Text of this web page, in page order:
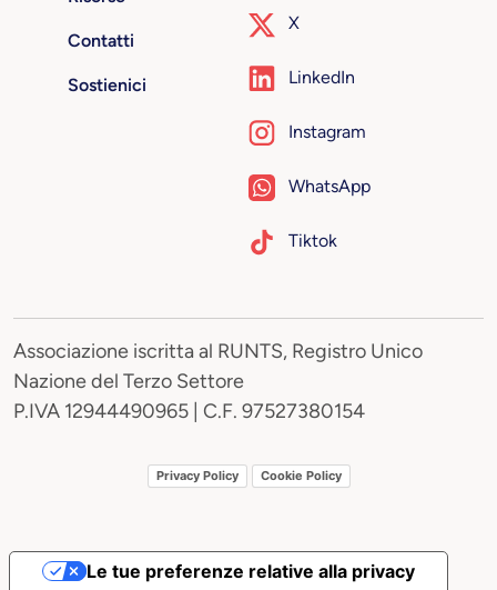
Contatti
Sostienici
X
LinkedIn
Instagram
WhatsApp
Tiktok
Associazione iscritta al RUNTS, Registro Unico
Nazione del Terzo Settore
P.IVA 12944490965 | C.F. 97527380154
Privacy Policy Cookie Policy
Le tue preferenze relative alla privacy